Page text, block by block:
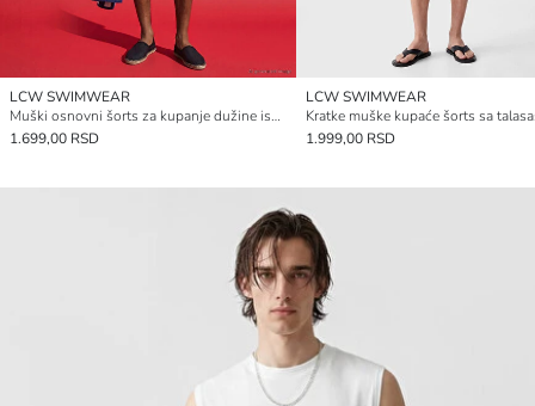
LCW SWIMWEAR
Muški osnovni šorts za kupanje dužine ispod kolena
1.699,00 RSD
LCW SWIMWEAR
1.999,00 RSD